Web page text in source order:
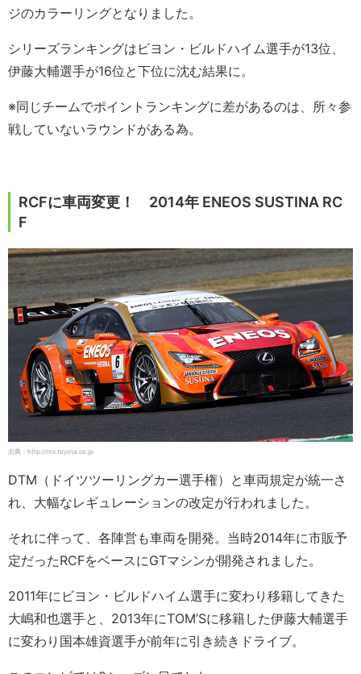
ジのカラーリングとなりました。
シリーズランキングはビヨン・ビルドハイム選手が13位、
伊藤大輔選手が16位と下位に沈む結果に。
※同じチームでポイントランキングに差があるのは、所々参
戦していないラウンドがある為。
RCFに車両変更！ 2014年 ENEOS SUSTINA RC
F
出典：http://ms.toyota.co.jp
DTM（ドイツツーリングカー選手権）と車両規定が統一さ
れ、大幅なレギュレーションの改定が行われました。
それに伴って、各陣営も車両を開発。当時2014年に市販予
定だったRCFをベースにGTマシンが開発されました。
2011年にビヨン・ビルドハイム選手に変わり移籍してきた
大嶋和也選手と、2013年にTOM’Sに移籍した伊藤大輔選手
に変わり国本雄資選手が前年に引き続きドライブ。